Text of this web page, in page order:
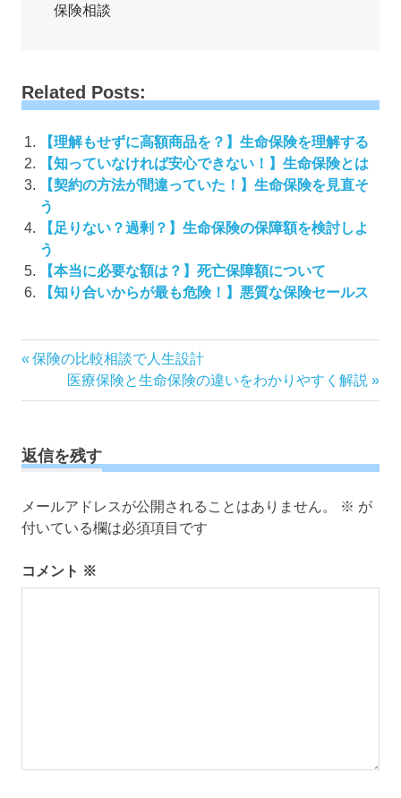
保険相談
Related Posts:
【理解もせずに高額商品を？】生命保険を理解する
【知っていなければ安心できない！】生命保険とは
【契約の方法が間違っていた！】生命保険を見直そ
う
【足りない？過剰？】生命保険の保障額を検討しよ
う
【本当に必要な額は？】死亡保障額について
【知り合いからが最も危険！】悪質な保険セールス
投
ナ
ゲ
シ
ョ
前
記
保険の比較相談で人生設計
次
の
事:
医療保険と生命保険の違いをわかりやすく解説
返信を残す
メールアドレスが公開されることはありません。 ※ が
付いている欄は必須項目です
コメント ※